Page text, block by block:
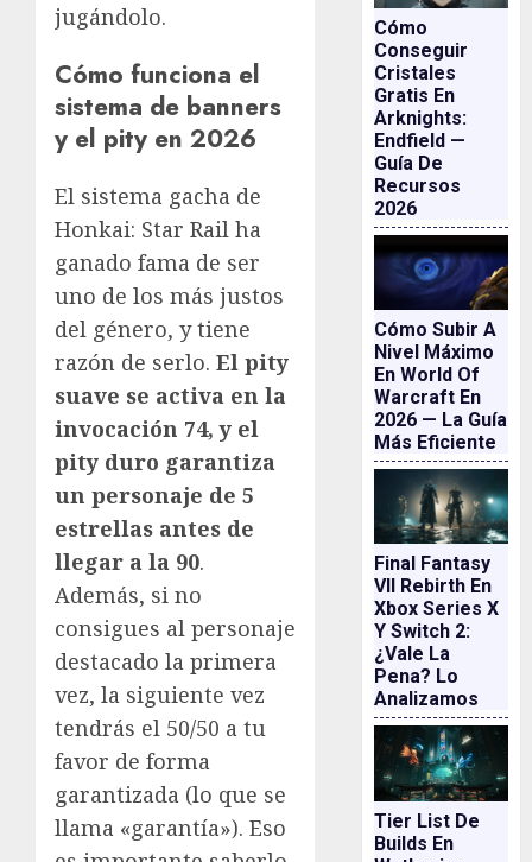
jugándolo.
Cómo funciona el
sistema de banners
y el pity en 2026
El sistema gacha de
Honkai: Star Rail ha
ganado fama de ser
uno de los más justos
del género, y tiene
razón de serlo. El pity
suave se activa en la
invocación 74, y el
pity duro garantiza
un personaje de 5
estrellas antes de
llegar a la 90.
Además, si no
consigues al personaje
destacado la primera
vez, la siguiente vez
tendrás el 50/50 a tu
favor de forma
garantizada (lo que se
llama «garantía»). Eso
Cómo
Conseguir
Cristales
Gratis En
Arknights:
Endfield —
Guía De
Recursos
2026
Cómo Subir A
Nivel Máximo
En World Of
Warcraft En
2026 — La Guía
Más Eficiente
Final Fantasy
VII Rebirth En
Xbox Series X
Y Switch 2:
¿vale La
Pena? Lo
Analizamos
Tier List De
Builds En